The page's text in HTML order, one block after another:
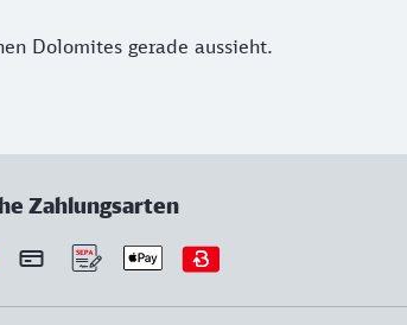
Dolomites gerade aussieht.
Zahlungsarten